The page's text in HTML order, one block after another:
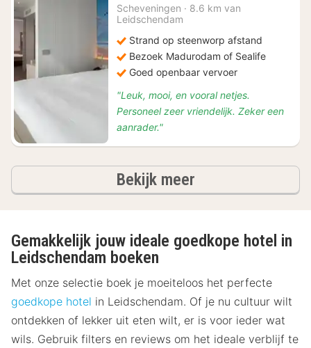
€
Scheveningen · 8.6 km van
Leidschendam
Strand op steenworp afstand
Bezoek Madurodam of Sealife
Goed openbaar vervoer
"Leuk, mooi, en vooral netjes.
Personeel zeer vriendelijk. Zeker een
aanrader."
Bekijk meerhotels
Gemakkelijk jouw ideale goedkope hotel in
Leidschendam boeken
Met onze selectie boek je moeiteloos het perfecte
goedkope hotel in Leidschendam. Of je nu cultuur wilt
ontdekken of lekker uit eten wilt, er is voor ieder wat
wils. Gebruik filters en reviews om het ideale verblijf te